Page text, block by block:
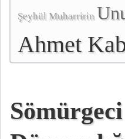
Şeyhül Muharririn
Ahmet